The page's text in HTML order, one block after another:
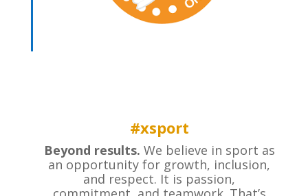
#xsport
Beyond results. We believe in sport as
an opportunity for growth, inclusion,
and respect. It is passion,